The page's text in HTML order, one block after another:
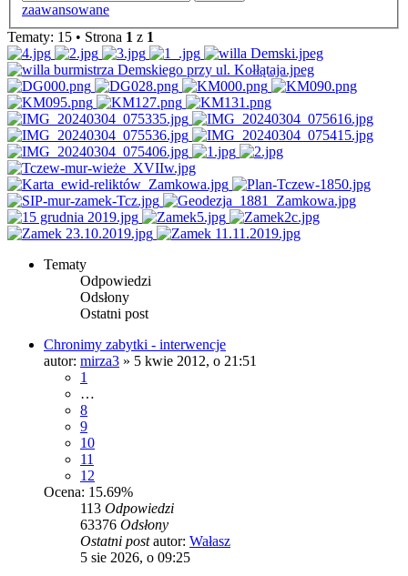
zaawansowane
Tematy: 15 • Strona 1 z 1
Tematy
Odpowiedzi
Odsłony
Ostatni post
Chronimy zabytki - interwencje
autor: mirza3 » 5 kwie 2012, o 21:51
1
…
8
9
10
11
12
Ocena: 15.69%
113 Odpowiedzi
63376 Odsłony
Ostatni postautor: Wałasz
5 sie 2026, o 09:25